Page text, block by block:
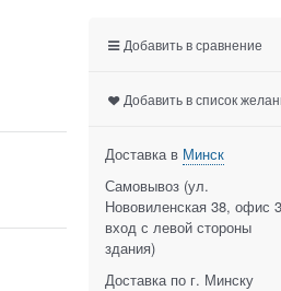
Добавить в сравнение
Добавить в список
Доставка в Минск
Самовывоз (ул.
Нововиленская 38, офис
вход с левой стороны
здания)
Доставка по г. Минску